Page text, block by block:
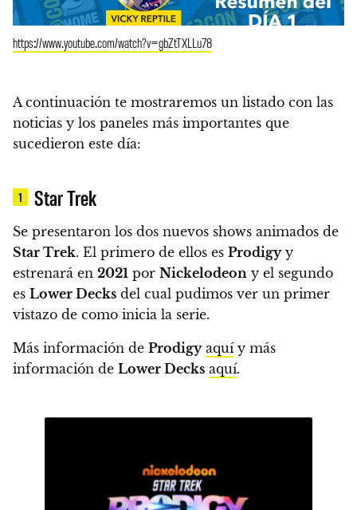
https://www.youtube.com/watch?v=gbZtTXLLu78
A continuación te mostraremos un listado con las
noticias y los paneles más importantes que
sucedieron este día:
1 Star Trek
Se presentaron los dos nuevos shows animados de
Star Trek. El primero de ellos es Prodigyy
estrenará en 2021 por Nickelodeon y el segundo
es Lower Decks del cual pudimos ver un primer
vistazo de como inicia la serie.
Más información de Prodigy aquíy más
información de Lower Decks aquí.